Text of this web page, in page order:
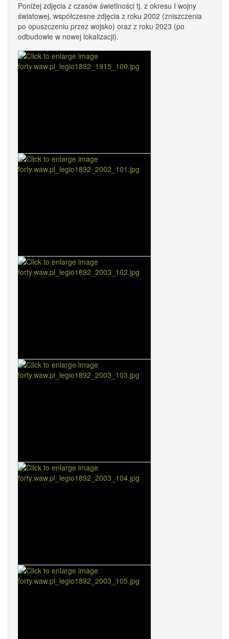
Poniżej zdjęcia z czasów świetlności tj. z okresu I wojny
światowej, współczesne zdjęcia z roku 2002 (zniszczenia
po opuszczeniu przez wojsko) oraz z roku 2023 (po
odbudowie w nowej lokalizacji).